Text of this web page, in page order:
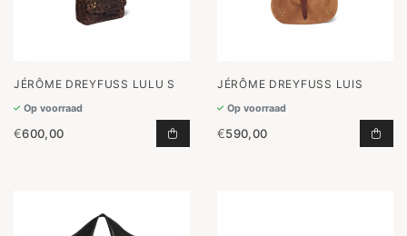
JÉRÔME DREYFUSS LULU S
Op voorraad
€600,00 LULU S TOEVOEGEN AAN
JÉRÔME DREYFUSS LUIS
Op voorraad
€590,00